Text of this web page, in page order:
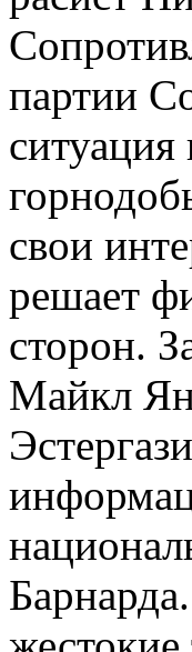
партии
свои
решает
сторон.
Майкл